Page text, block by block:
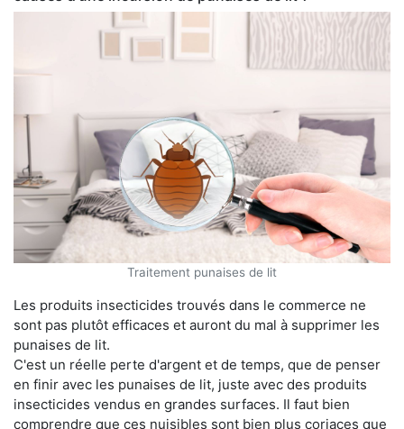
Traitement punaises de lit
Les produits insecticides trouvés dans le commerce ne
sont pas plutôt efficaces et auront du mal à supprimer les
punaises de lit.
C'est un réelle perte d'argent et de temps, que de penser
en finir avec les punaises de lit, juste avec des produits
insecticides vendus en grandes surfaces. Il faut bien
comprendre que ces nuisibles sont bien plus coriaces que